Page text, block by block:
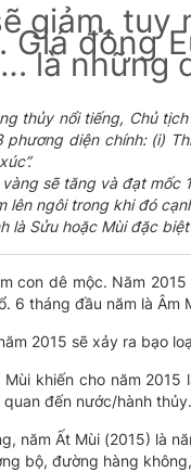
giảm, tuy
Giá đồng
là những
thủy nổi tiếng, Chủ
phương diện chính: (i)
sẽ tăng và đạt mốc
lên ngôi trong khi đó
là Sửu hoặc Mùi đặc
con dê mộc. Năm
6 tháng đầu năm là
2015 sẽ xảy ra bạo
khiến cho năm
đến nước/hành thủy.
năm Ất Mùi (2015) là
bộ, đường hàng